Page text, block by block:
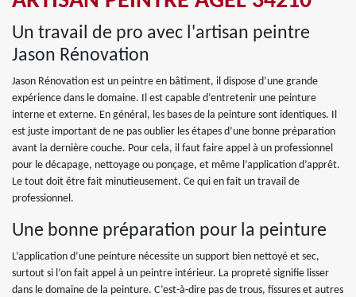
Un travail de pro avec l'artisan peintre
Jason Rénovation
Jason Rénovation est un peintre en bâtiment, il dispose d’une grande
expérience dans le domaine. Il est capable d’entretenir une peinture
interne et externe. En général, les bases de la peinture sont identiques. Il
est juste important de ne pas oublier les étapes d’une bonne préparation
avant la dernière couche. Pour cela, il faut faire appel à un professionnel
pour le décapage, nettoyage ou ponçage, et même l’application d’apprêt.
Le tout doit être fait minutieusement. Ce qui en fait un travail de
professionnel.
Une bonne préparation pour la peinture
L’application d’une peinture nécessite un support bien nettoyé et sec,
surtout si l’on fait appel à un peintre intérieur. La propreté signifie lisser
dans le domaine de la peinture. C’est-à-dire pas de trous, fissures et autres